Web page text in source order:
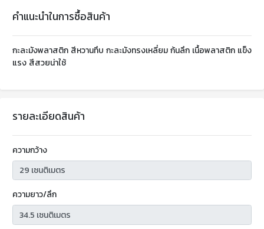
คำแนะนำในการซื้อสินค้า
กะละมังพลาสติก สีหวานทึบ กะละมังทรงเหลี่ยม ก้นลึก เนื้อพลาสติก แข็ง
แรง สีสวยน่าใช้
รายละเอียดสินค้า
ความกว้าง
ความยาว/ลึก